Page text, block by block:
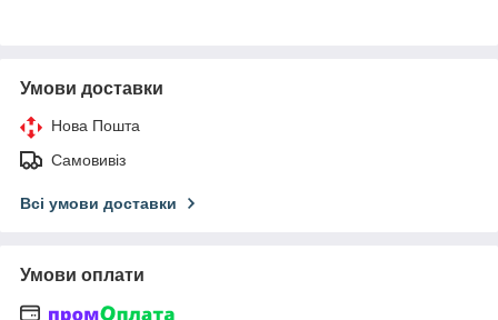
Умови доставки
Нова Пошта
Самовивіз
Всі умови доставки
Умови оплати